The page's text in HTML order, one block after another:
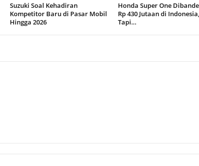
Suzuki Soal Kehadiran
Kompetitor Baru di Pasar Mobil
Hingga 2026
Honda Super One
Rp 430 Jutaan di Indonesia,
Tapi…